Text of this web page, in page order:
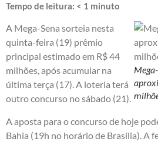
Tempo de leitura: < 1 minuto
A Mega-Sena sorteia nesta
quinta-feira (19) prêmio
principal estimado em R$ 44
milhões, após acumular na
última terça (17). A loteria terá
outro concurso no sábado (21).
A aposta para o concurso de hoje
Bahia (19h no horário de Brasília). A